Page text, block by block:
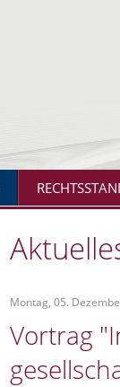
Montag, 05.
Vortrag